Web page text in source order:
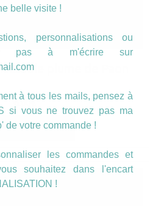
plume de Paon
6.00€
AU PANIER
belle visite !
personnalisations ou
pas à m'écrire sur
à tous les mails, pensez à
si vous ne trouvez pas ma
de votre commande !
les commandes et
souhaitez dans l'encart
!